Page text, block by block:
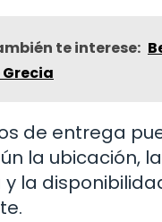
te interese:
de entrega
la ubicación, la
la